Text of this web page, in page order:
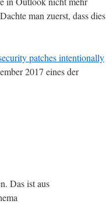
man zuerst, dass dies
patches intentionally
2017 eines der
Das ist aus